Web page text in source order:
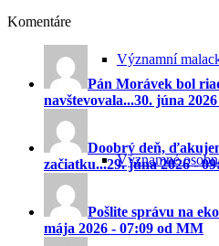
Významní
Významné
Komentáre
Pán Morávek bol
navštevovala...30. júna
Doobrý deň,
začiatku...29. júna 2026 -
Pošlite správu na
mája 2026 - 07:09 od MM